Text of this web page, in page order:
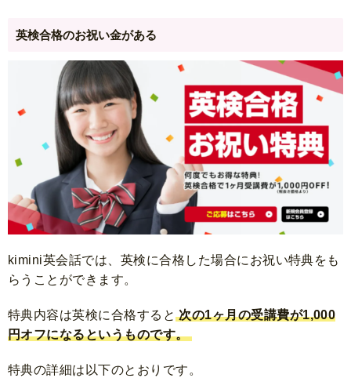
英検合格のお祝い金がある
kimini英会話では、英検に合格した場合にお祝い特典をも
らうことができます。
特典内容は英検に合格すると 次の1ヶ月の受講費が1,000
円オフになるというものです。
特典の詳細は以下のとおりです。